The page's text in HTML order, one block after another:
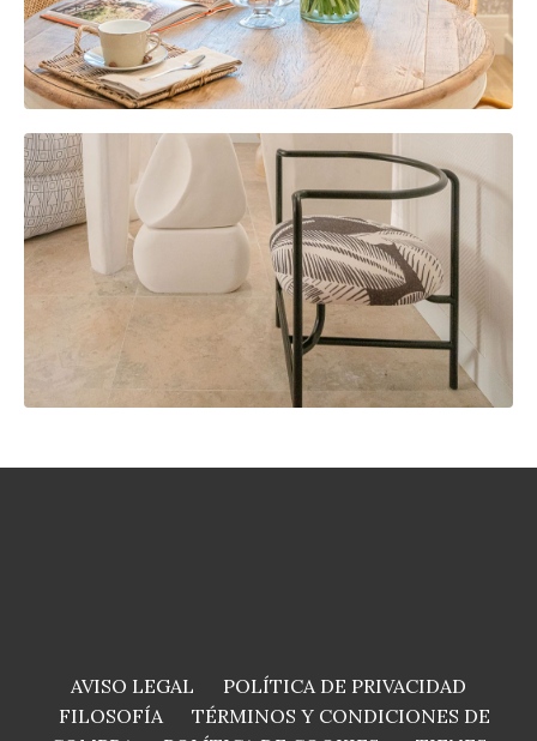
AVISO LEGAL
POLÍTICA DE PRIVACIDAD
FILOSOFÍA
TÉRMINOS Y CONDICIONES DE